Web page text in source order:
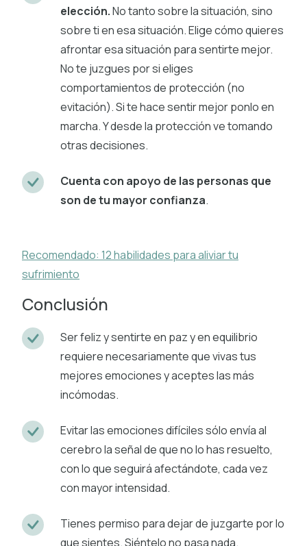
elección.No tanto sobre la situación, sino
sobre ti en esa situación. Elige cómo quieres
afrontar esa situación para sentirte mejor.
No te juzgues por si eliges
comportamientos de protección (no
evitación). Si te hace sentir mejor ponlo en
marcha. Y desde la protección ve tomando
otras decisiones.
Cuenta con apoyo de las personas que
son de tu mayor confianza.
Recomendado: 12 habilidades para aliviar tu
sufrimiento
Conclusión
Ser feliz y sentirte en paz y en equilibrio
requiere necesariamente que vivas tus
mejores emociones y aceptes las más
incómodas.
Evitar las emociones difíciles sólo envía al
cerebro la señal de que no lo has resuelto,
con lo que seguirá afectándote, cada vez
con mayor intensidad.
Tienes permiso para dejar de juzgarte por lo
que sientes. Siéntelo no pasa nada.